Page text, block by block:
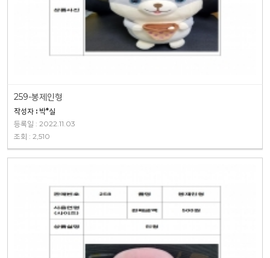
259-봉제인형
작성자 : 박*실
등록일 : 2022.11.03
조회 : 2,510